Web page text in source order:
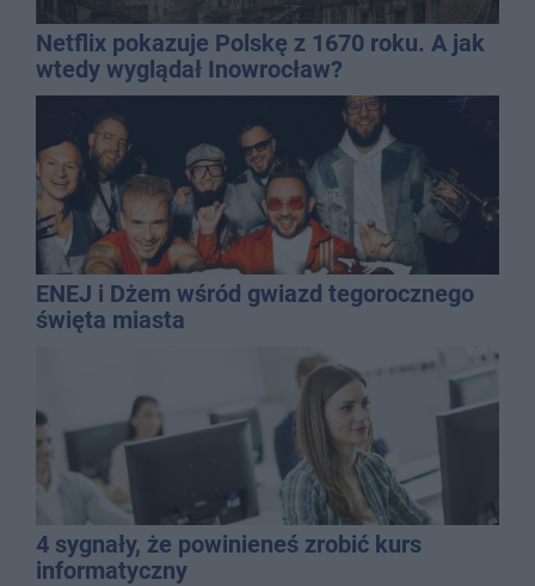
Netflix pokazuje Polskę z 1670 roku. A jak
wtedy wyglądał Inowrocław?
ENEJ i Dżem wśród gwiazd tegorocznego
święta miasta
4 sygnały, że powinieneś zrobić kurs
informatyczny